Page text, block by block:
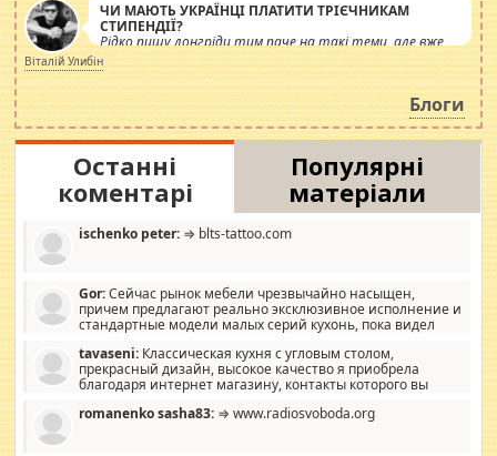
ЧИ МАЮТЬ УКРАЇНЦІ ПЛАТИТИ ТРІЄЧНИКАМ
СТИПЕНДІЇ?
Рідко пишу лонгріди тим паче на такі теми, але вже
просто дістало! Обурюють сьогоднішні інсенуації
навколо стипендіального питання. Штучно
роздувається ще одна соціальна катастрофа.
Віталій Улибін
Блоги
Останні
коментарі
Популярні
матеріали
ischenko peter: ⇒ blts-tattoo.com
Gor:Сейчас рынок мебели чрезвычайно насыщен,
причем предлагают реально эксклюзивное исполнение и
стандартные модели малых серий кухонь, пока видел
стандартные формы, в MebelOk, креативненько и что главное -
со вкусом все в порядке, без ненужных наворотов удорожающих
мебель, а это не последний фактор.
tavaseni: Классическая кухня с угловым столом,
прекрасный дизайн, высокое качество я приобрела
благодаря интернет магазину, контакты которого вы
romanenko sasha83: ⇒ www.radiosvoboda.org